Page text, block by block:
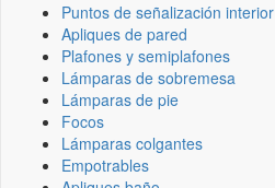
Puntos de señalización interior
Apliques de pared
Plafones y semiplafones
Lámparas de sobremesa
Lámparas de pie
Focos
Lámparas colgantes
Empotrables